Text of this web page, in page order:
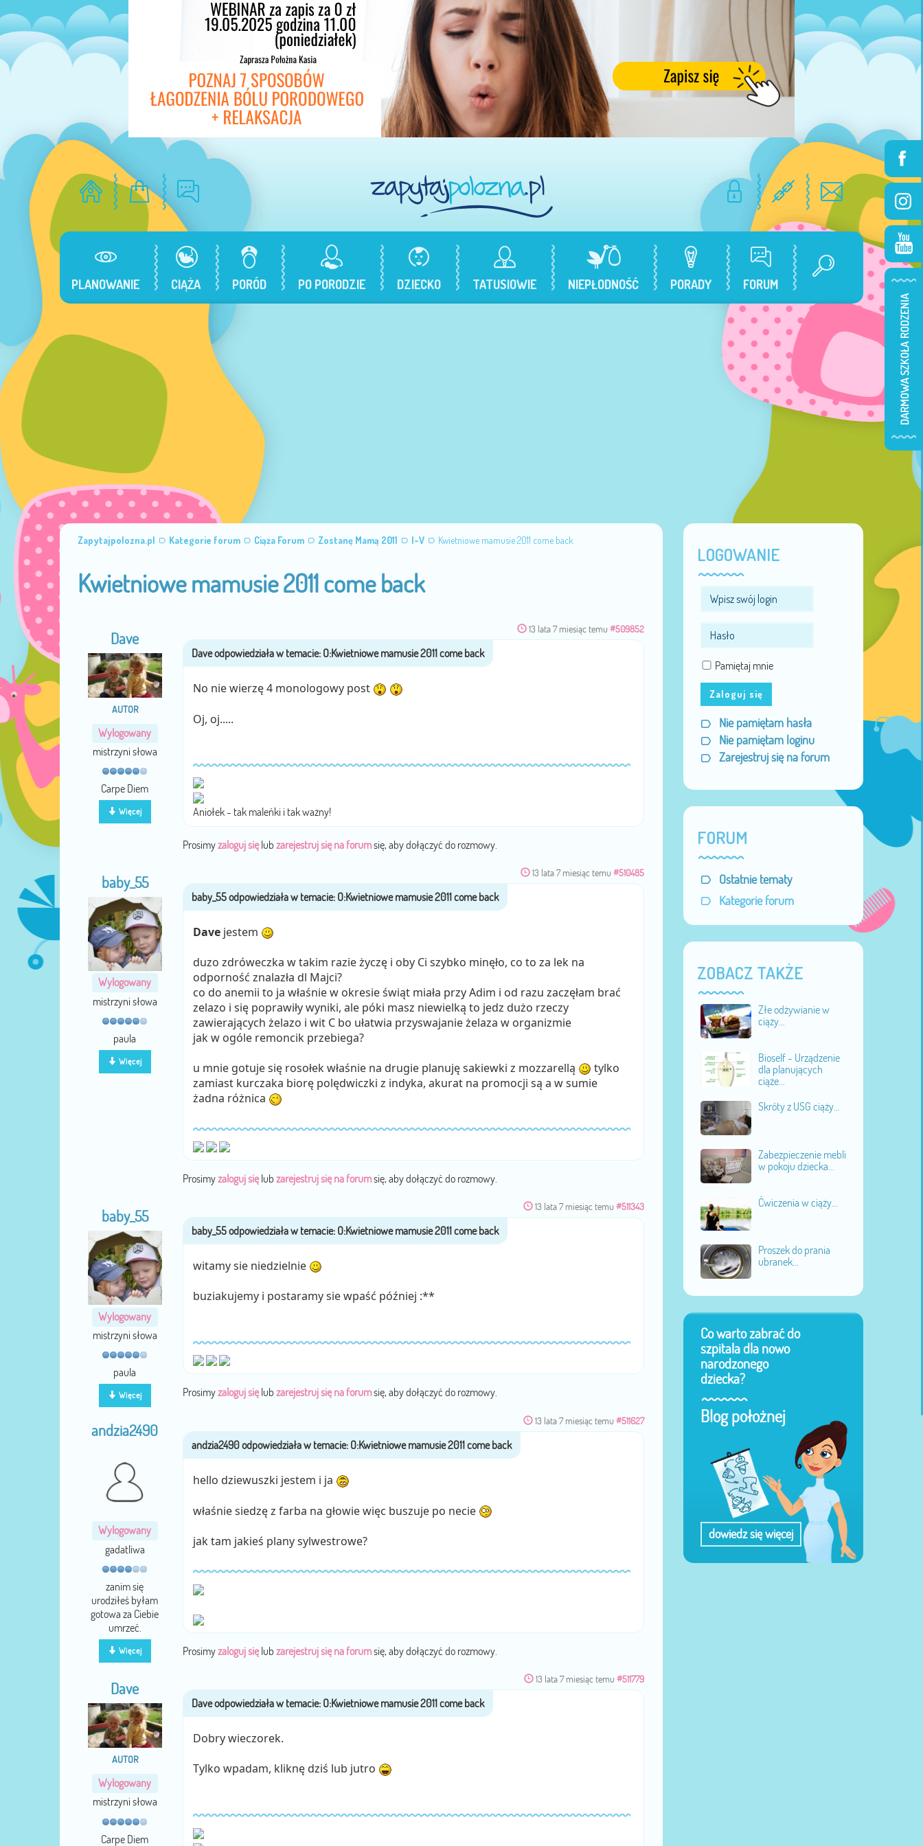
PLANOWANIE CIĄŻA PORÓD PO PORODZIE DZIECKO TATUSIOWIE NIEPŁODNOŚĆ PORADY FORUM
Zapytajpolozna.pl Kategorie forum Ciąża Forum Zostanę Mamą 2011 I-V Kwietniowe mamusie 2011 come back
Kwietniowe mamusie 2011 come back
Dave
AUTOR
Wylogowany
mistrzyni słowa
Carpe Diem
Więcej
13 lata 7 miesiąc temu #509852
No nie wierzę 4 monologowy post
Oj, oj.....
Aniołek - tak maleńki i tak ważny!
Prosimyzaloguj sięlub zarejestruj się na forumsię, aby dołączyć do rozmowy.
baby_55
Wylogowany
mistrzyni słowa
paula
Więcej
13 lata 7 miesiąc temu #510485
Davejestem
duzo zdróweczka w takim razie życzę i oby Ci szybko minęło, co to za lek na
odporność znalazła dl Majci?
co do anemii to ja właśnie w okresie świąt miała przy Adim i od razu zaczęłam brać
zelazo i się poprawiły wyniki, ale póki masz niewielką to jedz dużo rzeczy
zawierających żelazo i wit C bo ułatwia przyswajanie żelaza w organizmie
jak w ogóle remoncik przebiega?
u mnie gotuje się rosołek właśnie na drugie planuję sakiewki z mozzarellą
tylko
zamiast kurczaka biorę polędwiczki z indyka, akurat na promocji są a w sumie
żadna różnica
Prosimyzaloguj sięlub zarejestruj się na forumsię, aby dołączyć do rozmowy.
baby_55
Wylogowany
mistrzyni słowa
paula
Więcej
13 lata 7 miesiąc temu #511343
witamy sie niedzielnie
buziakujemy i postaramy sie wpaść później :**
Prosimyzaloguj sięlub zarejestruj się na forumsię, aby dołączyć do rozmowy.
andzia2490
Wylogowany
gadatliwa
zanim się
urodziłeś byłam
gotowa za Ciebie
umrzeć.
Więcej
13 lata 7 miesiąc temu #511627
hello dziewuszki jestem i ja
właśnie siedzę z farba na głowie więc buszuje po necie
jak tam jakieś plany sylwestrowe?
Prosimyzaloguj sięlub zarejestruj się na forumsię, aby dołączyć do rozmowy.
Dave
AUTOR
Wylogowany
mistrzyni słowa
Carpe Diem
13 lata 7 miesiąc temu #511779
Dobry wieczorek.
Tylko wpadam, kliknę dziś lub jutro
LOGOWANIE
Pamiętaj mnie
Zaloguj się
Nie pamiętam hasła
Nie pamiętam loginu
Zarejestruj się na forum
FORUM
Ostatnie tematy
Kategorie forum
ZOBACZ TAKŻE
Złe odżywianie w
ciąży...
Bioself - Urządzenie
dla planujących
ciąże...
Skróty z USG ciąży...
Zabezpieczenie mebli
w pokoju dziecka...
Ćwiczenia w ciąży...
Proszek do prania
ubranek...
Co warto zabrać do
szpitala dla nowo
narodzonego
dziecka?
Blog położnej
dowiedz się więcej